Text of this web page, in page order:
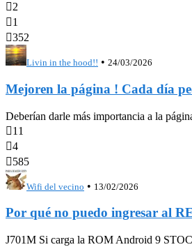
2
1
352
Livin in the hood!! • 24/03/2026
Mejoren la página ! Cada día
Deberían darle más importancia a la
11
4
585
Wifi del vecino • 13/02/2026
Por qué no puedo ingresar al
J701M Si carga la ROM Android 9